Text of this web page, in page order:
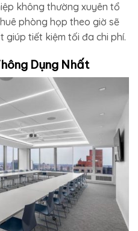
không thường xuyên tổ
phòng họp theo giờ sẽ
giúp tiết kiệm tối đa chi phí.
Dụng Nhất